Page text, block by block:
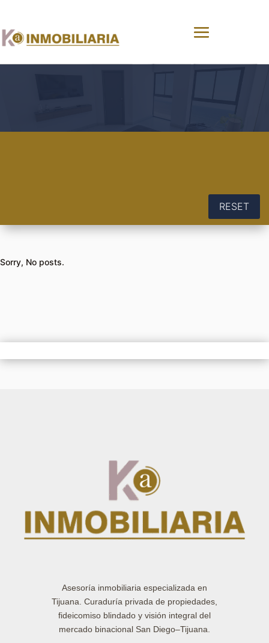
RESET
Sorry, No posts.
Asesoría inmobiliaria especializada en
Tijuana. Curaduría privada de propiedades,
fideicomiso blindado y visión integral del
mercado binacional San Diego–Tijuana.